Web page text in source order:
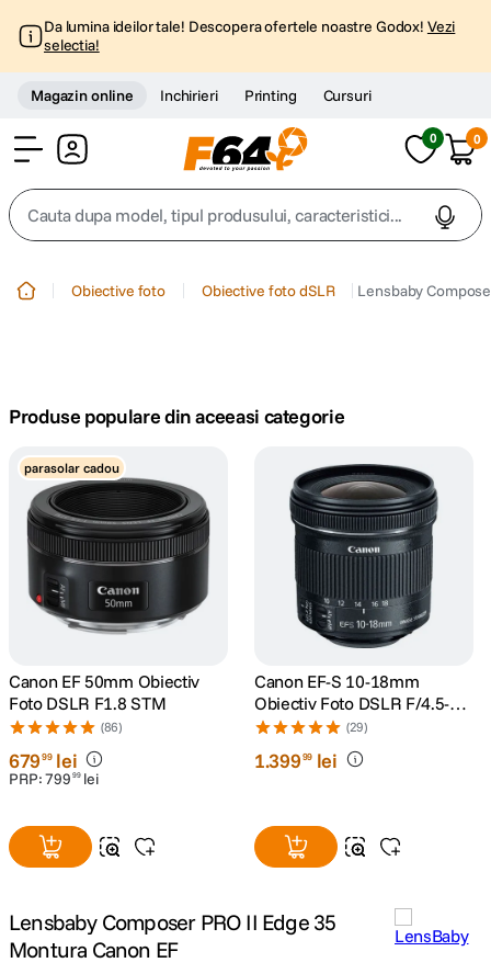
Da lumina ideilor tale! Descopera ofertele noastre Godox! Vezi
selectia!
Magazin online Inchirieri Printing Cursuri
0 0
Cauta dupa model, tipul produsului, caracteristici...
trepied telefon
4. peak design
5. canon sx740 hs
6. lavaliera
8. dji mic mini
9. dji osmo
Obiective foto Obiective foto dSLR Lensbaby
Produse populare din aceeasi categorie
parasolar cadou
Canon EF 50mm Obiectiv
Foto DSLR F1.8 STM
(86)
67999 lei
PRP:799 99 lei
Canon EF-S 10-18mm
Obiectiv Foto DSLR F/4.5-5.6
IS STM
(29)
1.39999 lei
Lensbaby Composer PRO II Edge 35
Montura Canon EF